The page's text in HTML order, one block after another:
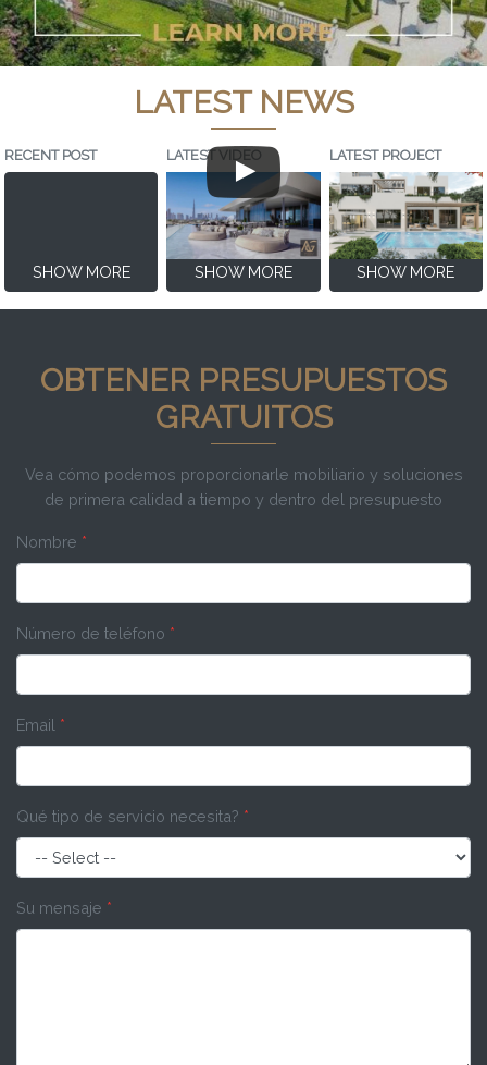
LATEST NEWS
RECENT POST
SHOW MORE
LATEST VIDEO
SHOW MORE
LATEST PROJECT
SHOW MORE
OBTENER PRESUPUESTOS
GRATUITOS
Vea cómo podemos proporcionarle mobiliario y soluciones
de primera calidad a tiempo y dentro del presupuesto
Nombre *
Número de teléfono *
Email *
Qué tipo de servicio necesita? *
Su mensaje *